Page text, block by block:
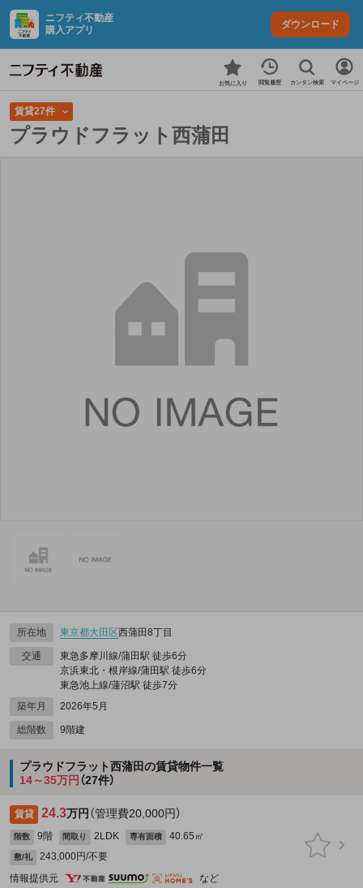
ニフティ不動産
購入アプリ
ダウンロード
お気に入り 閲覧履歴 カンタン検索 マイページ
賃貸27件
プラウドフラット西蒲田
所在地 東京都大田区西蒲田8丁目
交通
東急多摩川線/蒲田駅 徒歩6分
京浜東北・根岸線/蒲田駅 徒歩6分
東急池上線/蓮沼駅 徒歩7分
築年月
2026年5月
総階数 9階建
プラウドフラット西蒲田の賃貸物件一覧
14～35万円 （27件）
賃貸 24.3万円 （管理費20,000円）
階数 9階 間取り 2LDK 専有面積 40.65㎡
敷/礼
243,000円/不要
情報提供元
など